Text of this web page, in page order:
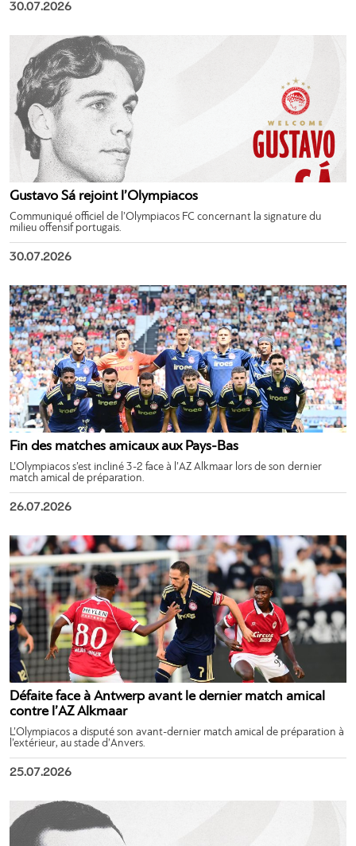
30.07.2026
Gustavo Sá rejoint l’Olympiacos
Communiqué officiel de l’Olympiacos FC concernant la signature du
milieu offensif portugais.
30.07.2026
Fin des matches amicaux aux Pays-Bas
L’Olympiacos s’est incliné 3-2 face à l’AZ Alkmaar lors de son dernier
match amical de préparation.
26.07.2026
Défaite face à Antwerp avant le dernier match amical
contre l’AZ Alkmaar
L’Olympiacos a disputé son avant-dernier match amical de préparation à
l’extérieur, au stade d’Anvers.
25.07.2026